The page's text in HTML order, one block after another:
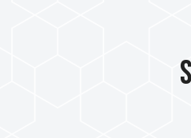
verschiedener
und Kupferfolie hat das
speziellen ultradünnen
Lange und
er einen Kühlungseffekt
Raum kann VULCAN die